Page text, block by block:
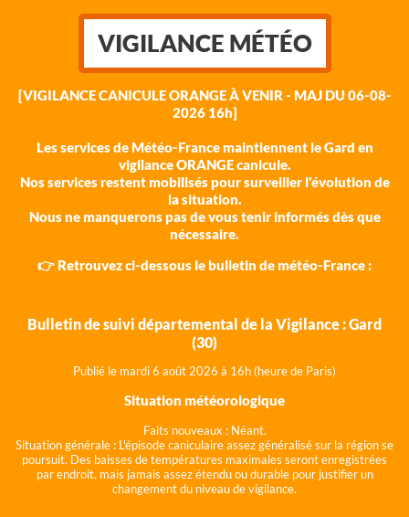
VIGILANCE MÉTÉO
[VIGILANCE CANICULE ORANGE À VENIR - MAJ DU 06-08-
2026 16h]
Les services de Météo-France maintiennent le Gard en
vigilance ORANGE canicule.
Nos services restent mobilisés pour surveiller l'évolution de
la situation.
Nous ne manquerons pas de vous tenir informés dès que
nécessaire.
👉 Retrouvez ci-dessous le bulletin de météo-France :
Bulletin de suivi départemental de la Vigilance : Gard
(30)
Publié le mardi 6 août 2026 à 16h (heure de Paris)
Situation météorologique
Faits nouveaux : Néant.
Situation générale : L'épisode caniculaire assez généralisé sur la région se
poursuit. Des baisses de températures maximales seront enregistrées
par endroit, mais jamais assez étendu ou durable pour justifier un
changement du niveau de vigilance.